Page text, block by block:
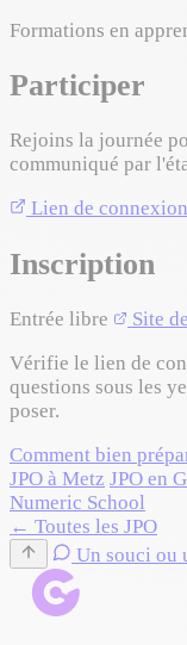
Formations en
Participer
Rejoins la journée
communiqué par
Lien de connexion
Inscription
Entrée libre
Site
Vérifie le lien de
questions sous les
poser.
Comment bien
JPO à Metz JPO en
Numeric School
← Toutes les JPO
Un souci ou